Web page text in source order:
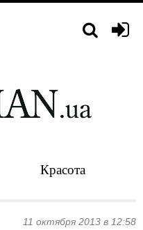
Красота
11 октября 2013 в 12:58